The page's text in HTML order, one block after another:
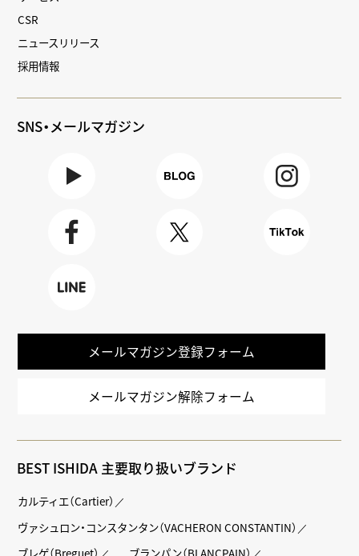
CSR
ニュースリリース
採用情報
SNS・メールマガジン
メールマガジン登録フォーム
メールマガジン解除フォーム
BEST ISHIDA 主要取り扱いブランド
カルティエ（Cartier）
ヴァシュロン・コンスタンタン（VACHERON CONSTANTIN）
ブレゲ（Breguet）
ブランパン（BLANCPAIN）